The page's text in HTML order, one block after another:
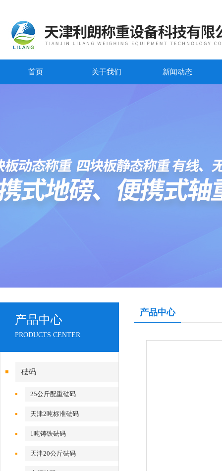
首页 关于我们 新闻动态
产品中心
PRODUCTS CENTER
砝码
25公斤配重砝码
天津2吨标准砝码
1吨铸铁砝码
天津20公斤砝码
产品中心